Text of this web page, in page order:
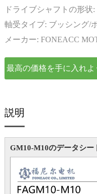
ドライブシャフトの形状:
タマイズ
軸受タイプ: ブッシング/
メーカー: FONEACC
最高の価格を手に入れよ
説明
GM10-M10のデータシー